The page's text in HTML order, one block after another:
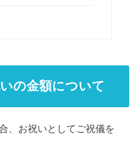
の金額について
、お祝いとしてご祝儀を